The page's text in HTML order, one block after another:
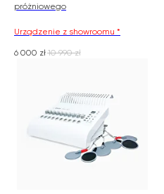
próżniowego
Urządzenie z showroomu *
6 000 zł 10 990 zł